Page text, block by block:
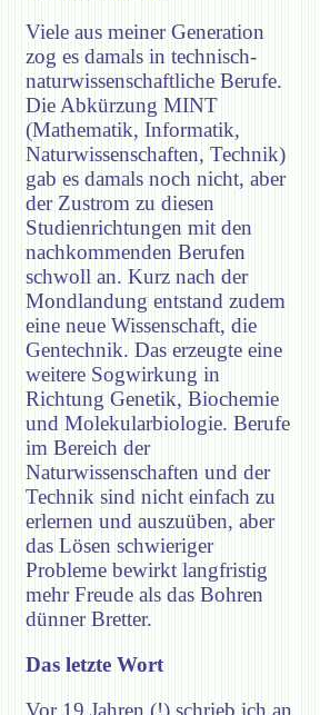
Viele aus meiner Generation
zog es damals in technisch-
naturwissenschaftliche Berufe.
Die Abkürzung MINT
(Mathematik, Informatik,
Naturwissenschaften, Technik)
gab es damals noch nicht, aber
der Zustrom zu diesen
Studienrichtungen mit den
nachkommenden Berufen
schwoll an. Kurz nach der
Mondlandung entstand zudem
eine neue Wissenschaft, die
Gentechnik. Das erzeugte eine
weitere Sogwirkung in
Richtung Genetik, Biochemie
und Molekularbiologie. Berufe
im Bereich der
Naturwissenschaften und der
Technik sind nicht einfach zu
erlernen und auszuüben, aber
das Lösen schwieriger
Probleme bewirkt langfristig
mehr Freude als das Bohren
dünner Bretter.
Das letzte Wort
Vor 19 Jahren (!) schrieb ich an